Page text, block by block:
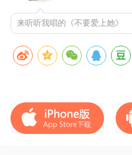
来听听我唱的《不要爱上她》